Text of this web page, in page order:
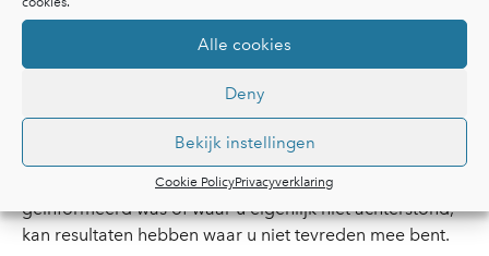
Alle cookies
Deny
Bekijk instellingen
Cookie PolicyPrivacyverklaring
inspraak heeft. Dit roept bij velen gevoelens van twijfel,
frustratie en zelfs angst op. Gelukkig is er steeds meer
arts een medische beslissing. Een second opinion light
medische beslissing nemen kan spijt achteraf
voorkomen. Een behandeling waar u niet goed over
geïnformeerd was of waar u eigenlijk niet achterstond,
kan resultaten hebben waar u niet tevreden mee bent.